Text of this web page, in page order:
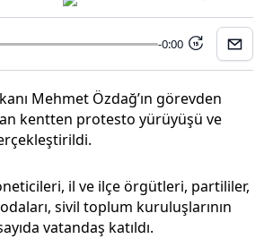
-0:00 15
Mehmet Özdağ’ın görevden
kentten protesto yürüyüşü ve
il ve ilçe örgütleri, partililer,
sivil toplum kuruluşlarının
vatandaş katıldı.